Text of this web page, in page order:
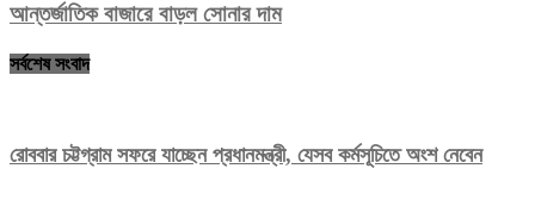
আন্তর্জাতিক বাজারে বাড়ল সোনার দাম
সর্বশেষ সংবাদ
রোববার চট্টগ্রাম সফরে যাচ্ছেন প্রধানমন্ত্রী, যেসব কর্মসূচিতে অংশ নেবেন